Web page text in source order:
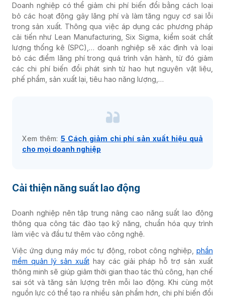
Doanh nghiệp có thể giảm chi phí biến đổi bằng cách loại
bỏ các hoạt động gây lãng phí và làm tăng nguy cơ sai lỗi
trong sản xuất. Thông qua việc áp dụng các phương pháp
cải tiến như Lean Manufacturing, Six Sigma, kiểm soát chất
lượng thống kê (SPC),… doanh nghiệp sẽ xác định và loại
bỏ các điểm lãng phí trong quá trình vận hành, từ đó giảm
các chi phí biến đổi phát sinh từ hao hụt nguyên vật liệu,
phế phẩm, sản xuất lại, tiêu hao năng lượng,…
Xem thêm: 5 Cách giảm chi phí sản xuất hiệu quả
cho mọi doanh nghiệp
Cải thiện năng suất lao động
Doanh nghiệp nên tập trung nâng cao năng suất lao động
thông qua công tác đào tạo kỹ năng, chuẩn hóa quy trình
làm việc và đầu tư thêm vào công nghệ.
Việc ứng dụng máy móc tự động, robot công nghiệp, phần
mềm quản lý sản xuấthay các giải pháp hỗ trợ sản xuất
thông minh sẽ giúp giảm thời gian thao tác thủ công, hạn chế
sai sót và tăng sản lượng trên mỗi lao động. Khi cùng một
nguồn lực có thể tạo ra nhiều sản phẩm hơn, chi phí biến đổi